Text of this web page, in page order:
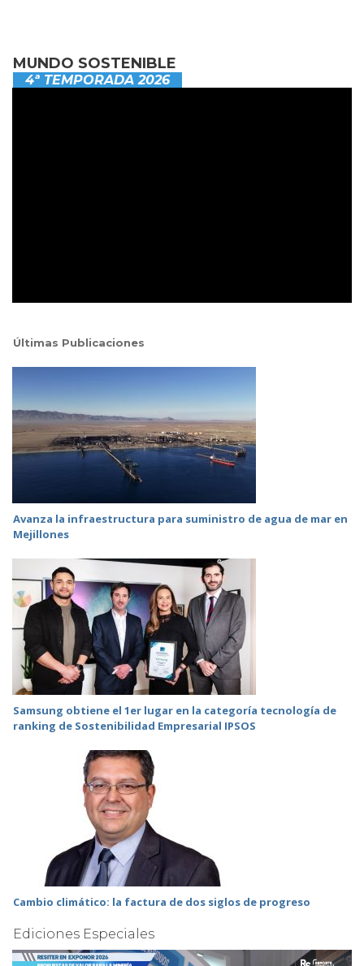
MUNDO SOSTENIBLE
4ª TEMPORADA 2026
Últimas Publicaciones
Avanza la infraestructura para suministro de agua de mar en
Mejillones
Samsung obtiene el 1er lugar en la categoría tecnología de
ranking de Sostenibilidad Empresarial IPSOS
Cambio climático: la factura de dos siglos de progreso
Ediciones Especiales